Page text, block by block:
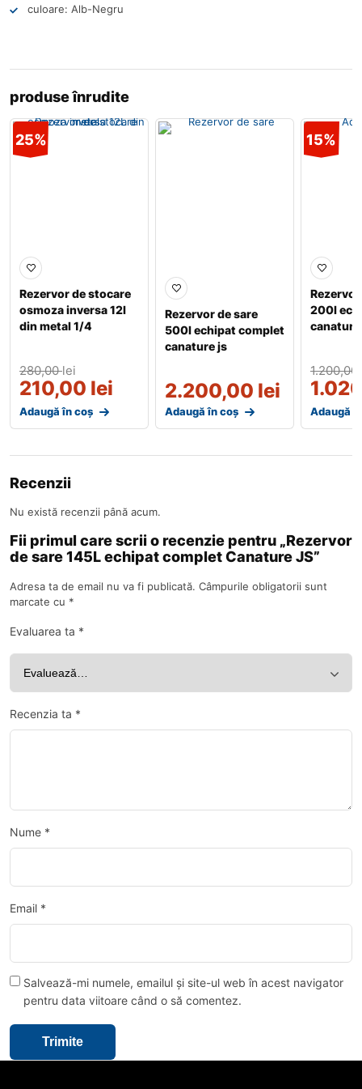
culoare: Alb-Negru
produse înrudite
25%
Rezervor de stocare
osmoza inversa 12l
din metal 1/4
280,00lei
210,00 lei
Adaugă în coș
Rezervor de sare
500l echipat complet
canature js
2.200,00 lei
Adaugă în coș
15%
200l
1.200,00
Adaugă
Recenzii
Nu există recenzii până acum.
Fii primul care scrii o recenzie pentru „Rezervor
de sare 145L echipat complet Canature JS”
Adresa ta de email nu va fi publicată. Câmpurile obligatorii sunt
marcate cu *
Evaluarea ta *
Recenzia ta *
Nume *
Email *
Salvează-mi numele, emailul și site-ul web în acest navigator
pentru data viitoare când o să comentez.